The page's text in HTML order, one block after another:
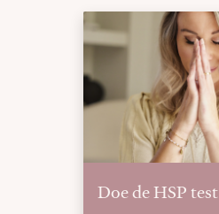
Doe de HSP test